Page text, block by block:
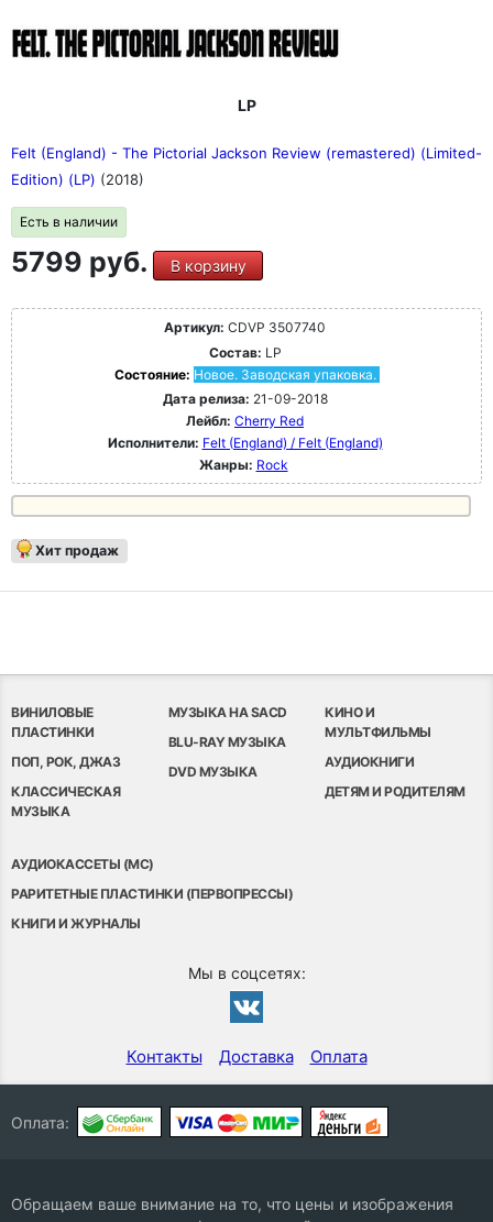
LP
Felt (England) - The Pictorial Jackson Review (remastered) (Limited-
Edition) (LP) (2018)
Есть в наличии
5799 руб. В корзину
Артикул: CDVP 3507740
Состав: LP
Состояние: Новое. Заводская упаковка.
Дата релиза: 21-09-2018
Лейбл: Cherry Red
Исполнители: Felt (England) / Felt (England)
Жанры: Rock
Хит продаж
ВИНИЛОВЫЕ
ПЛАСТИНКИ
ПОП, РОК, ДЖАЗ
КЛАССИЧЕСКАЯ
МУЗЫКА
МУЗЫКА НА SACD
BLU-RAY МУЗЫКА
DVD МУЗЫКА
КИНО И
МУЛЬТФИЛЬМЫ
АУДИОКНИГИ
ДЕТЯМ И РОДИТЕЛЯМ
АУДИОКАССЕТЫ (MC)
РАРИТЕТНЫЕ ПЛАСТИНКИ (ПЕРВОПРЕССЫ)
КНИГИ И ЖУРНАЛЫ
Мы в соцсетях:
Контакты Доставка Оплата
Оплата:
Обращаем ваше внимание на то, что цены и изображения